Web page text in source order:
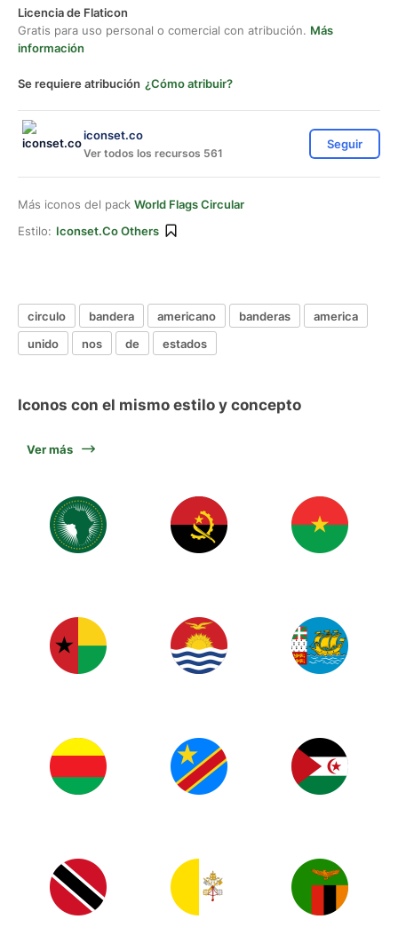
Licencia de Flaticon
Gratis para uso personal o comercial con atribución. Más
información
Se requiere atribución ¿Cómo atribuir?
iconset.co
Ver todos los recursos 561
Seguir
Más iconos del pack World Flags Circular
Estilo: Iconset.co Others
circulo bandera americano banderas
america
unido
nos de estados
Iconos con el mismo estilo y concepto
Ver más